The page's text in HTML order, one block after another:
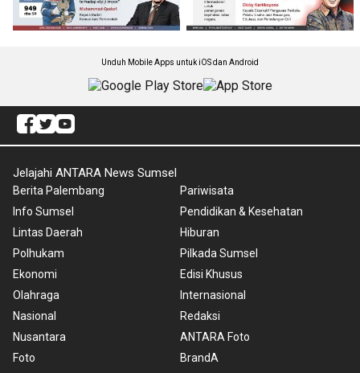
Unduh Mobile Apps untuk iOS dan Android
Jelajahi ANTARA News Sumsel
Berita Palembang
Info Sumsel
Lintas Daerah
Polhukam
Ekonomi
Olahraga
Nasional
Nusantara
Foto
Pariwisata
Pendidikan & Kesehatan
Hiburan
Pilkada Sumsel
Edisi Khusus
Internasional
Redaksi
ANTARA Foto
BrandA